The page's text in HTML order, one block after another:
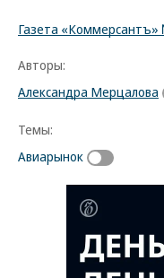
Газета
Авторы:
Александра Мерцалова
Темы:
Авиарынок